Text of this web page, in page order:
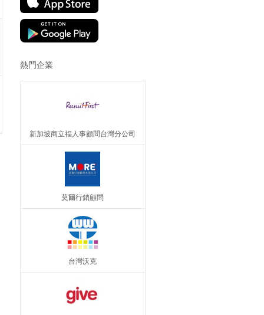
熱門企業
新加坡商立福人事顧問台灣分公司
莫爾行銷顧問
台灣沃克